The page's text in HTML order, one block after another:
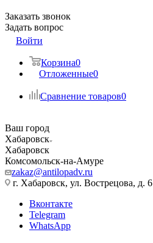
Заказать звонок
Задать вопрос
Войти
Корзина0
Отложенные0
Сравнение товаров0
Ваш город
Хабаровск
Хабаровск
Комсомольск-на-Амуре
zakaz@antilopadv.ru
г. Хабаровск, ул. Вострецова, д. 6
Вконтакте
Telegram
WhatsApp